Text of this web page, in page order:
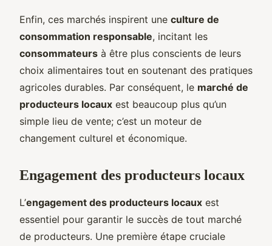
Enfin, ces marchés inspirent une culture de
consommation responsable, incitant les
consommateurs à être plus conscients de leurs
choix alimentaires tout en soutenant des pratiques
agricoles durables. Par conséquent, le marché de
producteurs locaux est beaucoup plus qu’un
simple lieu de vente; c’est un moteur de
changement culturel et économique.
Engagement des producteurs locaux
L’engagement des producteurs locaux est
essentiel pour garantir le succès de tout marché
de producteurs. Une première étape cruciale